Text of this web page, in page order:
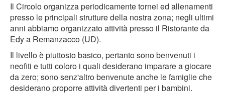
Il Circolo organizza periodicamente tornei ed allenamenti
presso le principali strutture della nostra zona; negli ultimi
anni abbiamo organizzato attività presso il Ristorante da
Edy a Remanzacco (UD).
Il livello è piuttosto basico, pertanto sono benvenuti i
neofiti e tutti coloro i quali desiderano imparare a giocare
da zero; sono senz'altro benvenute anche le famiglie che
desiderano proporre attività divertenti per i bambini.